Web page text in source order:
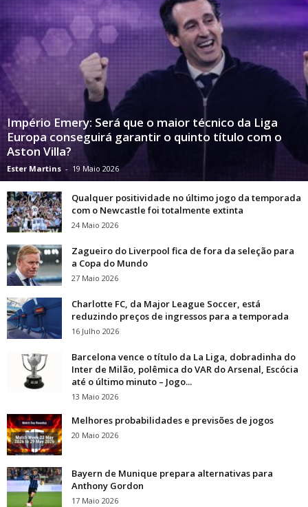
Império Emery: Será que o maior técnico da Liga
Europa conseguirá garantir o quinto título com o
Aston Villa?
Ester Martins - 19 Maio 2026
Qualquer positividade no último jogo da temporada
com o Newcastle foi totalmente extinta
24 Maio 2026
Zagueiro do Liverpool fica de fora da seleção para
a Copa do Mundo
27 Maio 2026
Charlotte FC, da Major League Soccer, está
reduzindo preços de ingressos para a temporada
16 Julho 2026
Barcelona vence o título da La Liga, dobradinha do
Inter de Milão, polêmica do VAR do Arsenal, Escócia
até o último minuto – Jogo...
13 Maio 2026
Melhores probabilidades e previsões de jogos
20 Maio 2026
Bayern de Munique prepara alternativas para
Anthony Gordon
17 Maio 2026